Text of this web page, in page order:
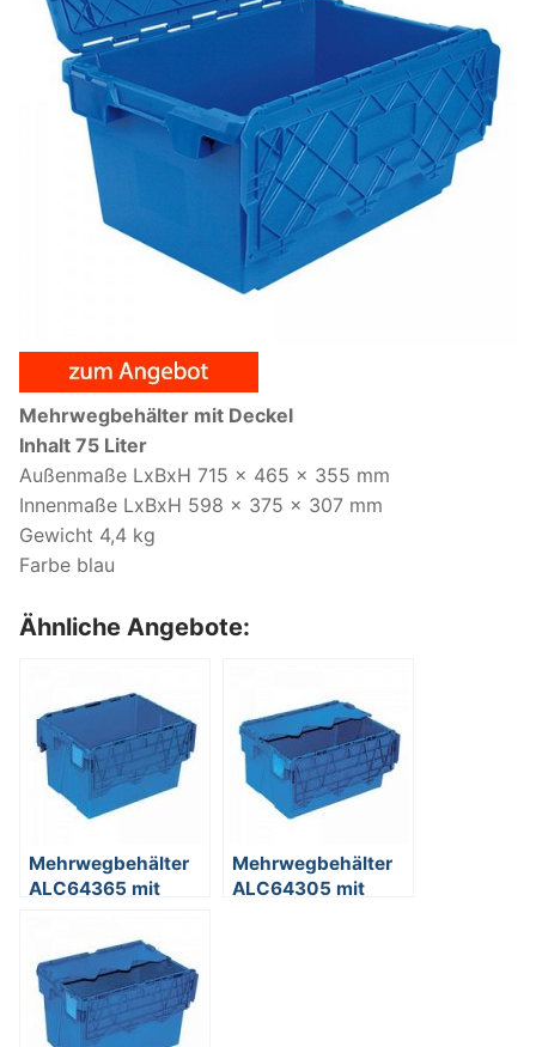
Mehrwegbehälter mit Deckel
Inhalt 75 Liter
Außenmaße LxBxH 715 x 465 x 355 mm
Innenmaße LxBxH 598 x 375 x 307 mm
Gewicht 4,4 kg
Farbe blau
Ähnliche Angebote:
Mehrwegbehälter
ALC64365 mit
Deckeln, LxBxH
600 x 400 x 365
mm, 65 Liter, blau
Mehrwegbehälter
ALC64305 mit